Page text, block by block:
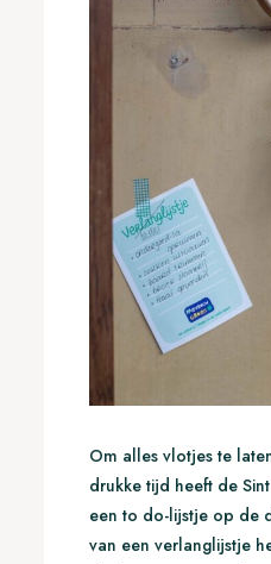
Om alles vlotjes te
drukke tijd heeft de
een to do-lijstje op de
van een verlanglijstje